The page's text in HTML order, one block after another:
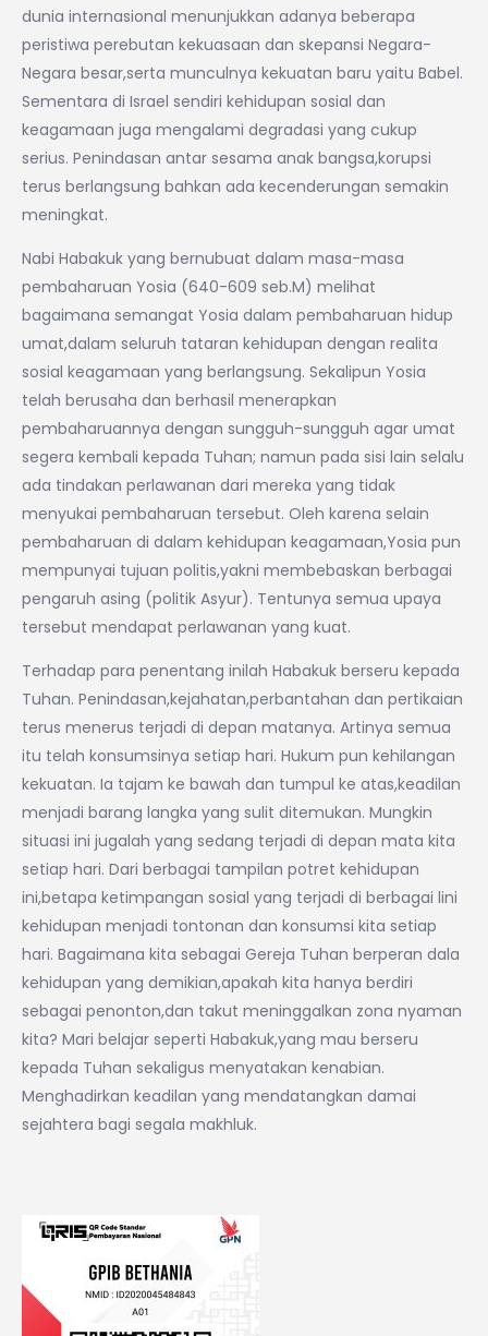
dunia internasional menunjukkan adanya beberapa
peristiwa perebutan kekuasaan dan skepansi Negara-
Negara besar,serta munculnya kekuatan baru yaitu Babel.
Sementara di Israel sendiri kehidupan sosial dan
keagamaan juga mengalami degradasi yang cukup
serius. Penindasan antar sesama anak bangsa,korupsi
terus berlangsung bahkan ada kecenderungan semakin
meningkat.
Nabi Habakuk yang bernubuat dalam masa-masa
pembaharuan Yosia (640-609 seb.M) melihat
bagaimana semangat Yosia dalam pembaharuan hidup
umat,dalam seluruh tataran kehidupan dengan realita
sosial keagamaan yang berlangsung. Sekalipun Yosia
telah berusaha dan berhasil menerapkan
pembaharuannya dengan sungguh-sungguh agar umat
segera kembali kepada Tuhan; namun pada sisi lain selalu
ada tindakan perlawanan dari mereka yang tidak
menyukai pembaharuan tersebut. Oleh karena selain
pembaharuan di dalam kehidupan keagamaan,Yosia pun
mempunyai tujuan politis,yakni membebaskan berbagai
pengaruh asing (politik Asyur). Tentunya semua upaya
tersebut mendapat perlawanan yang kuat.
Terhadap para penentang inilah Habakuk berseru kepada
Tuhan. Penindasan,kejahatan,perbantahan dan pertikaian
terus menerus terjadi di depan matanya. Artinya semua
itu telah konsumsinya setiap hari. Hukum pun kehilangan
kekuatan. Ia tajam ke bawah dan tumpul ke atas,keadilan
menjadi barang langka yang sulit ditemukan. Mungkin
situasi ini jugalah yang sedang terjadi di depan mata kita
setiap hari. Dari berbagai tampilan potret kehidupan
ini,betapa ketimpangan sosial yang terjadi di berbagai lini
kehidupan menjadi tontonan dan konsumsi kita setiap
hari. Bagaimana kita sebagai Gereja Tuhan berperan dala
kehidupan yang demikian,apakah kita hanya berdiri
sebagai penonton,dan takut meninggalkan zona nyaman
kita? Mari belajar seperti Habakuk,yang mau berseru
kepada Tuhan sekaligus menyatakan kenabian.
Menghadirkan keadilan yang mendatangkan damai
sejahtera bagi segala makhluk.